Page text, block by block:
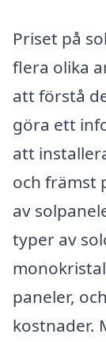
Priset på
flera olika
att förstå
göra ett
att
och främst
av
typer av
paneler,
kostnader.